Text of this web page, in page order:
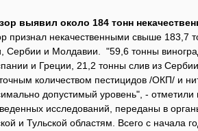
выявил около 184 тонн
признал некачественными свыше 183,7
Сербии и Молдавии. "59,6 тонны
и Греции, 21,2 тонны слив из
количеством пестицидов /ОКП/ и
допустимый уровень", -
исследований, переданы в
и Тульской областям. Всего с начала